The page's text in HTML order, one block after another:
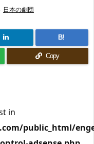
日本の劇団
B!
Copy
in
public_html/